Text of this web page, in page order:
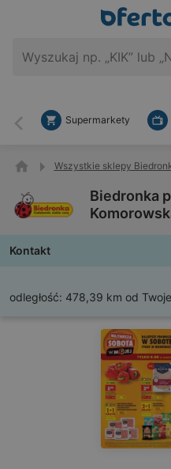
Wstecz
Supermarkety
Wszystkie sklepy
Biedronka
Kontakt
odległość: 478,39 km od